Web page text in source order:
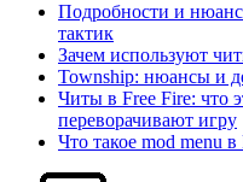
Подробности и
тактик
Зачем используют
Township: нюансы и
Читы в Free Fire: что
переворачивают игру
Что такое mod menu